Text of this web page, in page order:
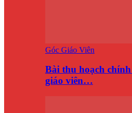
Góc Giáo Viên
Bài thu hoạch
giáo viên…